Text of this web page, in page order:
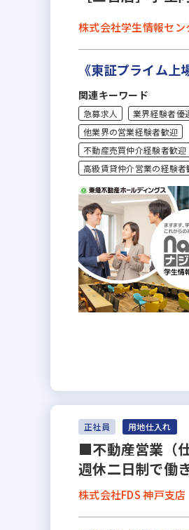
株式会社学生情報セン
《東証プライム
関連キーワード
急募求人
業界経験者優
他業界の営業経験者歓迎
不動産売買仲介経験者歓迎
高級賃貸仲介営業の経験者
正社員 用地仕入れ
■不動産営業（
週休二日制で働
株式会社FDS 神戸支店